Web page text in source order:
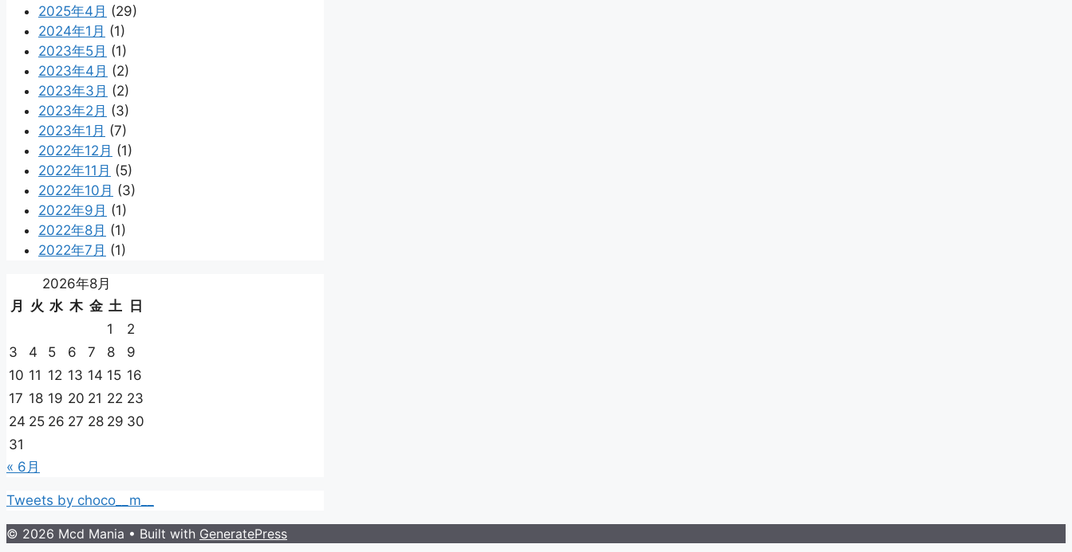
2025年4月 (29)
2024年1月 (1)
2023年5月 (1)
2023年4月 (2)
2023年3月 (2)
2023年2月 (3)
2023年1月 (7)
2022年12月 (1)
2022年11月 (5)
2022年10月 (3)
2022年9月 (1)
2022年8月 (1)
2022年7月 (1)
2026年8月
月 火 水 木 金 土 日
1
2
3
4 5 6 7 8
9
10 11 12 13 14 15 16
17 18 19 20 21 22 23
24 25 26 27 28 29 30
31
« 6月
Tweets by choco__m__
© 2026 Mcd Mania • Built with GeneratePress